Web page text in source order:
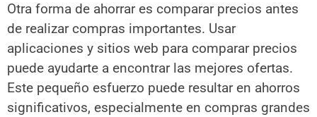
Otra forma de ahorrar es comparar precios antes
de realizar compras importantes. Usar
aplicaciones y sitios web para comparar precios
puede ayudarte a encontrar las mejores ofertas.
Este pequeño esfuerzo puede resultar en ahorros
significativos, especialmente en compras grandes